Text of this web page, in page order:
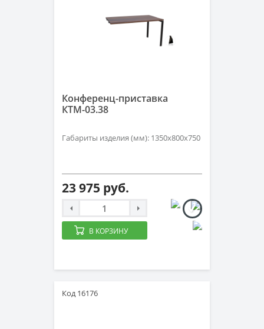
Конференц-приставка
КТМ-03.38
Габариты изделия (мм): 1350х800х750
23 975 руб.
В КОРЗИНУ
Код 16176